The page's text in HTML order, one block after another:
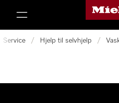
Mieles
Service / Hjelp til selvhjelp /